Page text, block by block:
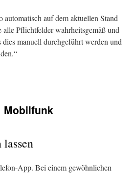
auf dem aktuellen Stand
Pflichtfelder wahrheitsgemäß und
manuell durchgeführt werden und
Mobilfunk
App. Bei einem gewöhnlichen